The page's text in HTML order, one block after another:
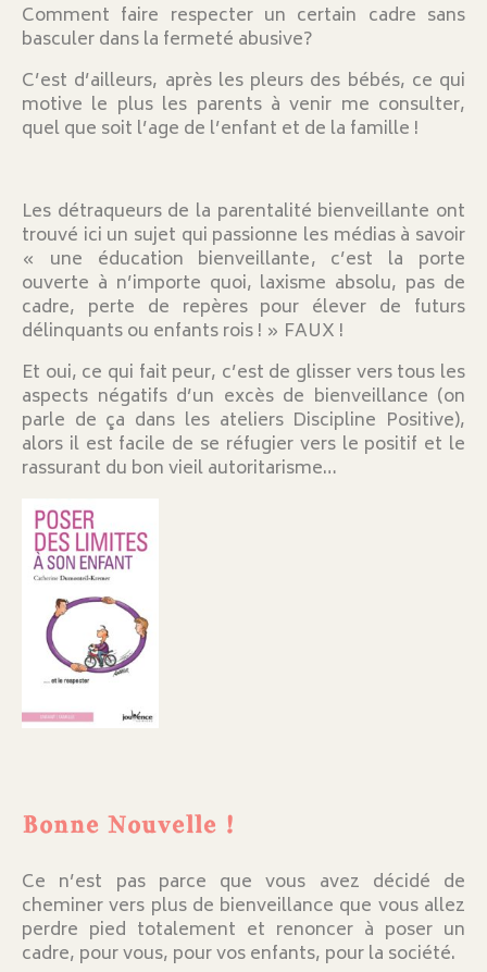
Comment faire respecter un certain cadre sans
basculer dans la fermeté abusive?
C’est d’ailleurs, après les pleurs des bébés, ce qui
motive le plus les parents à venir me consulter,
quel que soit l’age de l’enfant et de la famille !
Les détraqueurs de la parentalité bienveillante ont
trouvé ici un sujet qui passionne les médias à savoir
« une éducation bienveillante, c’est la porte
ouverte à n’importe quoi, laxisme absolu, pas de
cadre, perte de repères pour élever de futurs
délinquants ou enfants rois ! » FAUX !
Et oui, ce qui fait peur, c’est de glisser vers tous les
aspects négatifs d’un excès de bienveillance (on
parle de ça dans les ateliers Discipline Positive),
alors il est facile de se réfugier vers le positif et le
rassurant du bon vieil autoritarisme…
Bonne Nouvelle !
Ce n’est pas parce que vous avez décidé de
cheminer vers plus de bienveillance que vous allez
perdre pied totalement et renoncer à poser un
cadre, pour vous, pour vos enfants, pour la société.